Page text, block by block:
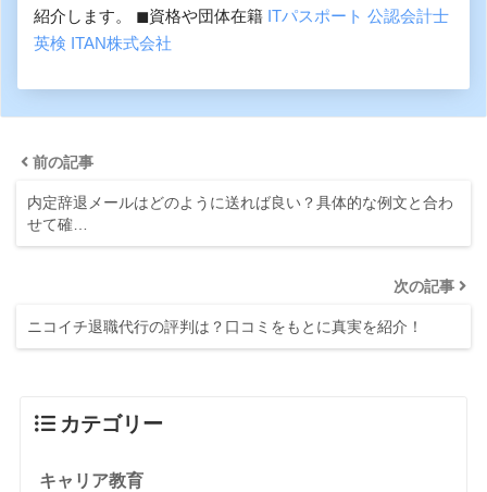
紹介します。 ◼︎資格や団体在籍 ITパスポート 公認会計士
英検 ITAN株式会社
前の記事
内定辞退メールはどのように送れば良い？具体的な例文と合わ
せて確…
次の記事
ニコイチ退職代行の評判は？口コミをもとに真実を紹介！
カテゴリー
キャリア教育